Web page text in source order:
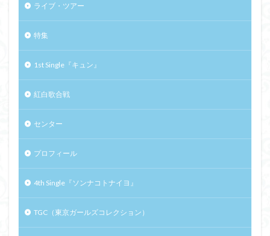
ライブ・ツアー
特集
1st Single『キュン』
紅白歌合戦
センター
プロフィール
4th Single『ソンナコトナイヨ』
TGC（東京ガールズコレクション）